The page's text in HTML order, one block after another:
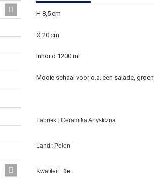
H 8,5 cm
Ø 20 cm
Inhoud 1200 ml
Mooie schaal voor o.a. een salade,
Fabriek : Ceramika Artystczna
Land : Polen
Kwaliteit : 1e